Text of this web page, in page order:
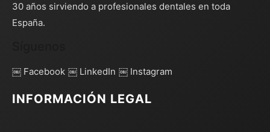
30 años sirviendo a profesionales dentales en toda
España.
￼ Facebook ￼ LinkedIn ￼ Instagram
INFORMACIÓN LEGAL